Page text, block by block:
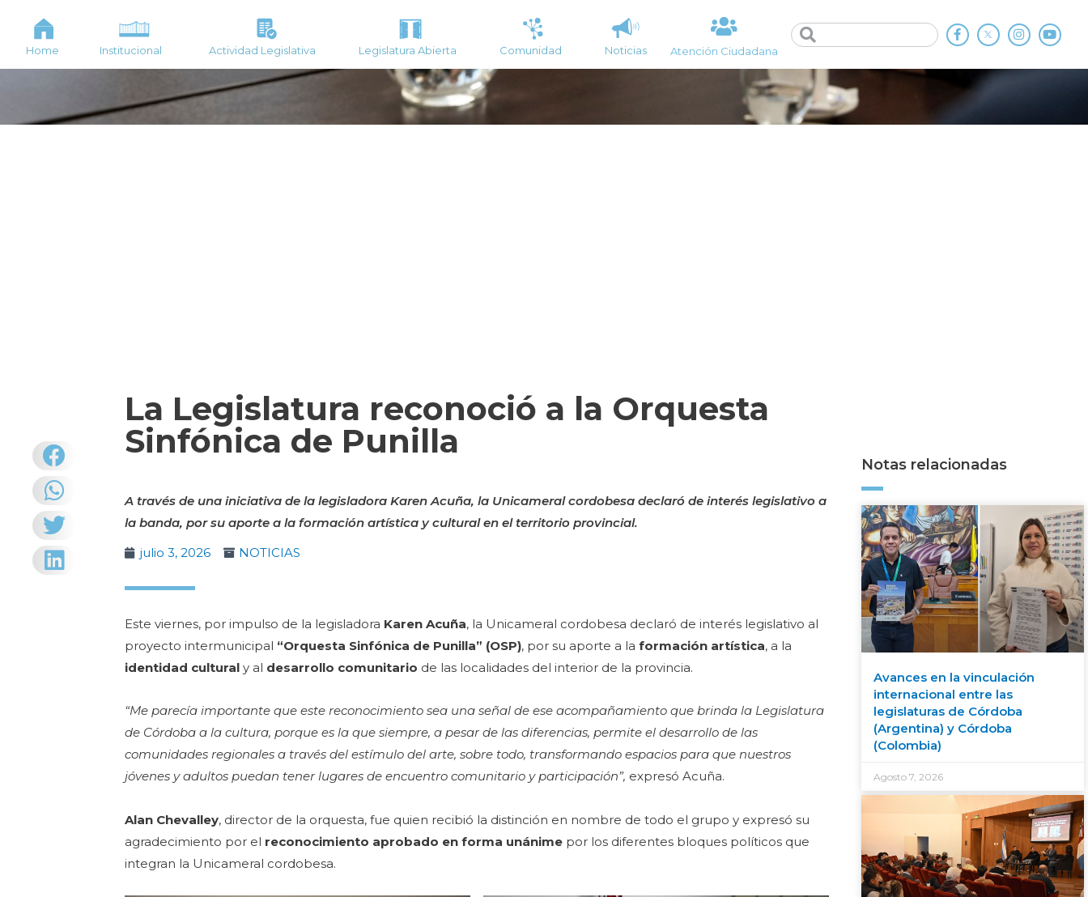
Home Institucional Actividad Legislativa Legislatura Abierta Comunidad Noticias Atención Ciudadana
La Legislatura reconoció a la Orquesta
Sinfónica de Punilla
A través de una iniciativa de la legisladora Karen Acuña, la Unicameral cordobesa declaró de interés legislativo a
la banda, por su aporte a la formación artística y cultural en el territorio provincial.
julio 3, 2026
NOTICIAS
Este viernes, por impulso de la legisladora Karen Acuña, la Unicameral cordobesa declaró de interés legislativo al
proyecto intermunicipal “Orquesta Sinfónica de Punilla” (OSP), por su aporte a laformación artística, a la
identidad cultural y al desarrollo comunitario de las localidades del interior de la provincia.
“Me parecía importante que este reconocimiento sea una señal de ese acompañamiento que brinda la Legislatura
de Córdoba a la cultura, porque es la que siempre, a pesar de las diferencias, permite el desarrollo de las
comunidades regionales a través del estímulo del arte, sobre todo, transformando espacios para que nuestros
jóvenes y adultos puedan tener lugares de encuentro comunitario y participación”, expresó Acuña.
Alan Chevalley, director de la orquesta, fue quien recibió la distinción en nombre de todo el grupo y expresó su
agradecimiento por el reconocimiento aprobado en forma unánime por los diferentes bloques políticos que
integran la Unicameral cordobesa.
Notas relacionadas
Avances en la vinculación
internacional entre las
legislaturas de Córdoba
(Argentina) y Córdoba
(Colombia)
Agosto 7, 2026